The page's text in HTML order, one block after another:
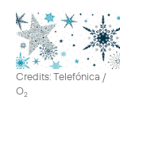
Credits: Telefónica /
O2